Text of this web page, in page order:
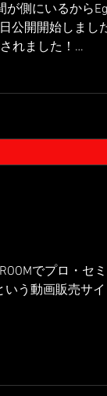
が側にいるから
公開開始しまし
れました！
でプロ・セ
いう動画販売サ